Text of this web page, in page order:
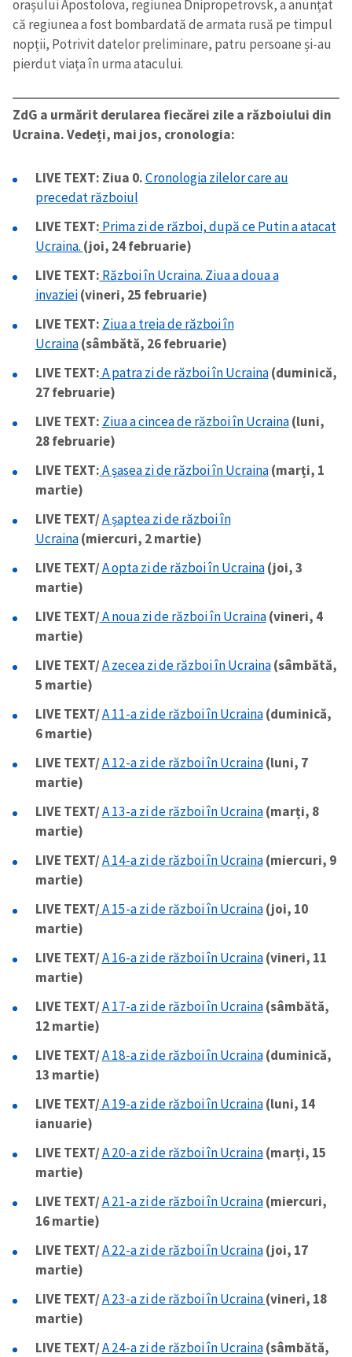
orașului Apostolova, regiunea Dnipropetrovsk, a anunțat
că regiunea a fost bombardată de armata rusă pe timpul
nopții, Potrivit datelor preliminare, patru persoane și-au
pierdut viața în urma atacului.
ZdG a urmărit derularea fiecărei zile a războiului din
Ucraina. Vedeți, mai jos, cronologia:
LIVE TEXT: Ziua 0.Cronologia zilelor care au
precedat războiul
LIVE TEXT: Prima zi de război, după ce Putin a atacat
Ucraina. (joi, 24 februarie)
LIVE TEXT: Război în Ucraina. Ziua a doua a
invaziei(vineri, 25 februarie)
LIVE TEXT: Ziua a treia de război în
Ucraina(sâmbătă, 26 februarie)
LIVE TEXT:A patra zi de război în Ucraina(duminică,
27 februarie)
LIVE TEXT: Ziua a cincea de război în Ucraina(luni,
28 februarie)
LIVE TEXT:A șasea zi de război în Ucraina(marți, 1
martie)
LIVE TEXT/A șaptea zi de război în
Ucraina(miercuri, 2 martie)
LIVE TEXT/A opta zi de război în Ucraina(joi, 3
martie)
LIVE TEXT/A noua zi de război în Ucraina(vineri, 4
martie)
LIVE TEXT/A zecea zi de război în Ucraina(sâmbătă,
5 martie)
LIVE TEXT/A 11-a zi de război în Ucraina(duminică,
6 martie)
LIVE TEXT/A 12-a zi de război în Ucraina(luni, 7
martie)
LIVE TEXT/A 13-a zi de război în Ucraina(marți, 8
martie)
LIVE TEXT/A 14-a zi de război în Ucraina(miercuri, 9
martie)
LIVE TEXT/A 15-a zi de război în Ucraina(joi, 10
martie)
LIVE TEXT/A 16-a zi de război în Ucraina(vineri, 11
martie)
LIVE TEXT/A 17-a zi de război în Ucraina(sâmbătă,
12 martie)
LIVE TEXT/A 18-a zi de război în Ucraina(duminică,
13 martie)
LIVE TEXT/A 19-a zi de război în Ucraina(luni, 14
ianuarie)
LIVE TEXT/A 20-a zi de război în Ucraina(marți, 15
martie)
LIVE TEXT/A 21-a zi de război în Ucraina(miercuri,
16 martie)
LIVE TEXT/A 22-a zi de război în Ucraina(joi, 17
martie)
LIVE TEXT/A 23-a zi de război în Ucraina(vineri, 18
martie)
LIVE TEXT/A 24-a zi de război în Ucraina(sâmbătă,